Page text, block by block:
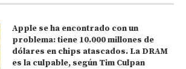
Apple se ha encontrado con un
problema: tiene 10.000 millones de
dólares en chips atascados. La DRAM
es la culpable, según Tim Culpan